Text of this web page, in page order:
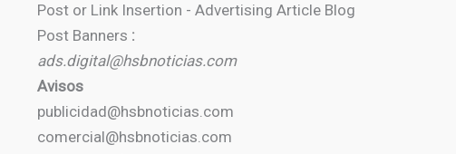
Post or Link Insertion - Advertising Article Blog
Post Banners :
ads.digital@hsbnoticias.com
Avisos
publicidad@hsbnoticias.com
comercial@hsbnoticias.com